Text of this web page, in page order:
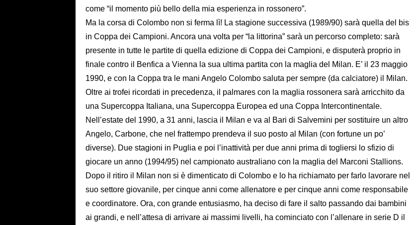
come “il momento più bello della mia esperienza in rossonero”.
Ma la corsa di Colombo non si ferma lì! La stagione successiva (1989/90) sarà quella del bis
in Coppa dei Campioni. Ancora una volta per “la littorina” sarà un percorso completo: sarà
presente in tutte le partite di quella edizione di Coppa dei Campioni, e disputerà proprio in
finale contro il Benfica a Vienna la sua ultima partita con la maglia del Milan. E’ il 23 maggio
1990, e con la Coppa tra le mani Angelo Colombo saluta per sempre (da calciatore) il Milan.
Oltre ai trofei ricordati in precedenza, il palmares con la maglia rossonera sarà arricchito da
una Supercoppa Italiana, una Supercoppa Europea ed una Coppa Intercontinentale.
Nell’estate del 1990, a 31 anni, lascia il Milan e va al Bari di Salvemini per sostituire un altro
Angelo, Carbone, che nel frattempo prendeva il suo posto al Milan (con fortune un po’
diverse). Due stagioni in Puglia e poi l’inattività per due anni prima di togliersi lo sfizio di
giocare un anno (1994/95) nel campionato australiano con la maglia del Marconi Stallions.
Dopo il ritiro il Milan non si è dimenticato di Colombo e lo ha richiamato per farlo lavorare nel
suo settore giovanile, per cinque anni come allenatore e per cinque anni come responsabile
e coordinatore. Ora, con grande entusiasmo, ha deciso di fare il salto passando dai bambini
ai grandi, e nell’attesa di arrivare ai massimi livelli, ha cominciato con l’allenare in serie D il